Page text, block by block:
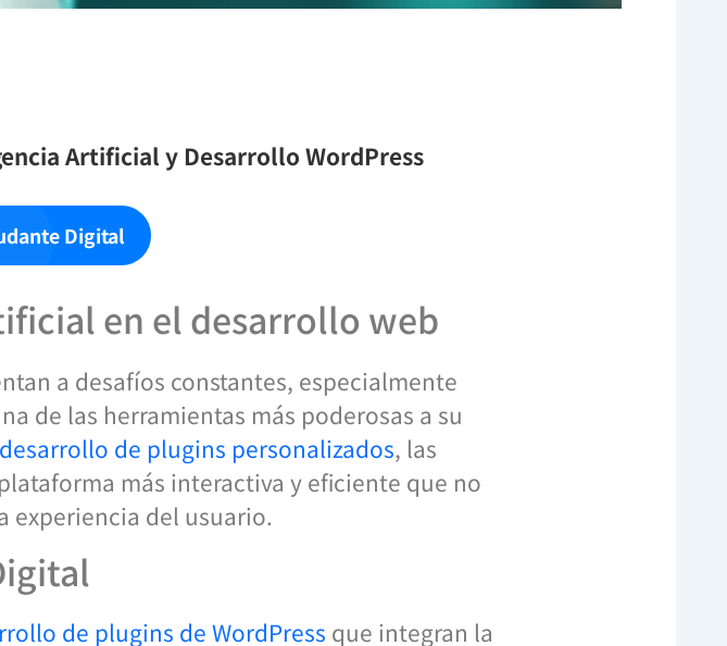
Artificial y Desarrollo WordPress
Digital
en el desarrollo web
a desafíos constantes, especialmente
de las herramientas más poderosas a su
desarrollo de plugins personalizados, las
más interactiva y eficiente que no
experiencia del usuario.
de plugins de WordPress que integran la